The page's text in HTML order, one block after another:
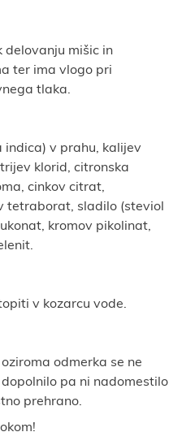
delovanju mišic in
ter ima vlogo pri
tlaka.
indica) v prahu, kalijev
klorid, citronska
cinkov citrat,
tetraborat, sladilo (steviol
kromov pikolinat,
v kozarcu vode.
odmerka se ne
pa ni nadomestilo
prehrano.